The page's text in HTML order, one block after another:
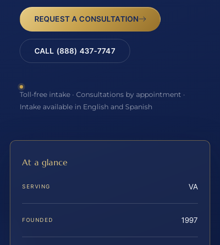
REQUEST A CONSULTATION
CALL (888) 437-7747
Toll-free intake · Consultations by appointment ·
Intake available in English and Spanish
At a glance
SERVING VA
FOUNDED 1997